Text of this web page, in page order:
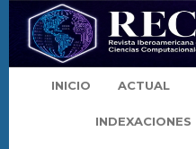
INICIO ACTUAL
INDEXACIONES